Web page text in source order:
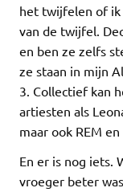
het twijfelen of ik
van de twijfel.
en ben ze zelfs
ze staan in mijn
3. Collectief kan
artiesten als
maar ook REM
En er is nog iets.
vroeger beter